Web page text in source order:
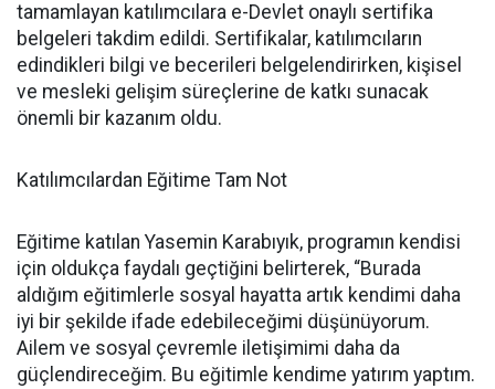
tamamlayan katılımcılara e-Devlet onaylı sertifika
belgeleri takdim edildi. Sertifikalar, katılımcıların
edindikleri bilgi ve becerileri belgelendirirken, kişisel
ve mesleki gelişim süreçlerine de katkı sunacak
önemli bir kazanım oldu.
Katılımcılardan Eğitime Tam Not
Eğitime katılan Yasemin Karabıyık, programın kendisi
için oldukça faydalı geçtiğini belirterek, “Burada
aldığım eğitimlerle sosyal hayatta artık kendimi daha
iyi bir şekilde ifade edebileceğimi düşünüyorum.
Ailem ve sosyal çevremle iletişimimi daha da
güçlendireceğim. Bu eğitimle kendime yatırım yaptım.